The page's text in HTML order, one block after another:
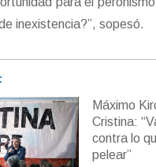
inexistencia?”, sopesó.
Máximo
Cristina:
contra lo
pelear”